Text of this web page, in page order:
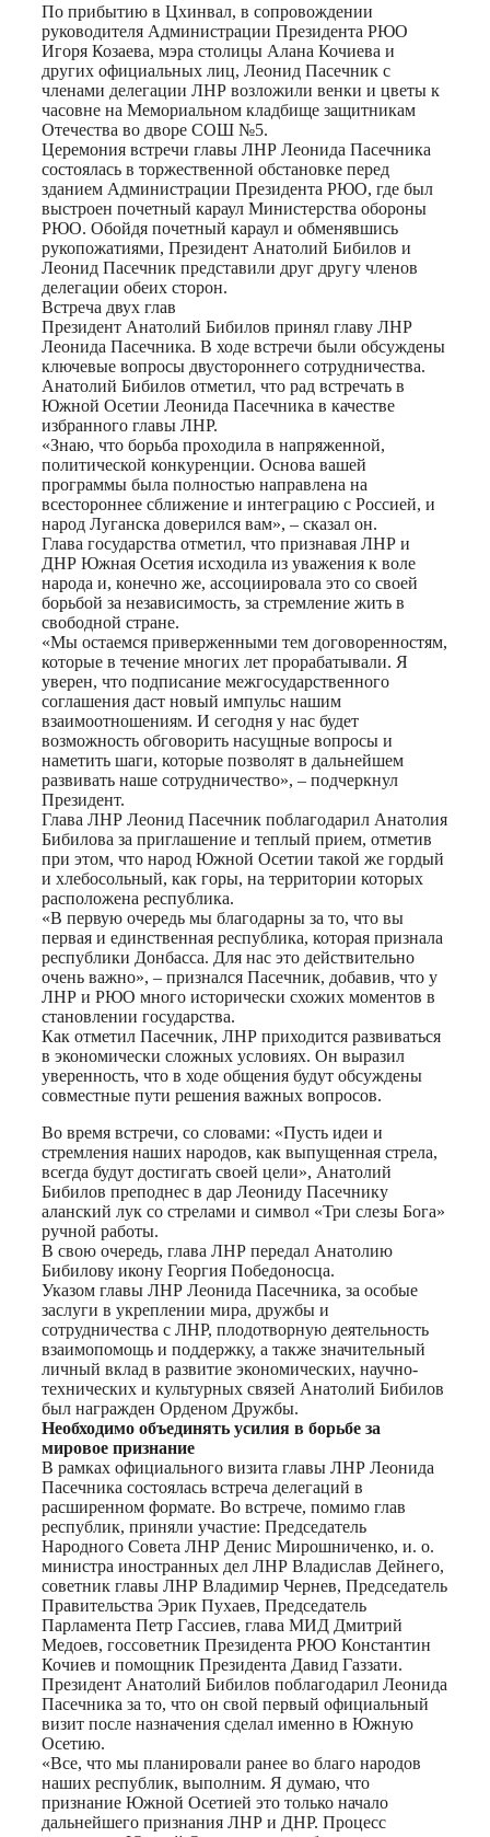
По прибытию в Цхинвал, в сопровождении
руководителя Администрации Президента РЮО
Игоря Козаева, мэра столицы Алана Кочиева и
других официальных лиц, Леонид Пасечник с
членами делегации ЛНР возложили венки и цветы к
часовне на Мемориальном кладбище защитникам
Отечества во дворе СОШ №5.
Церемония встречи главы ЛНР Леонида Пасечника
состоялась в торжественной обстановке перед
зданием Администрации Президента РЮО, где был
выстроен почетный караул Министерства обороны
РЮО. Обойдя почетный караул и обменявшись
рукопожатиями, Президент Анатолий Бибилов и
Леонид Пасечник представили друг другу членов
делегации обеих сторон.
Встреча двух глав
Президент Анатолий Бибилов принял главу ЛНР
Леонида Пасечника. В ходе встречи были обсуждены
ключевые вопросы двустороннего сотрудничества.
Анатолий Бибилов отметил, что рад встречать в
Южной Осетии Леонида Пасечника в качестве
избранного главы ЛНР.
«Знаю, что борьба проходила в напряженной,
политической конкуренции. Основа вашей
программы была полностью направлена на
всестороннее сближение и интеграцию с Россией, и
народ Луганска доверился вам», – сказал он.
Глава государства отметил, что признавая ЛНР и
ДНР Южная Осетия исходила из уважения к воле
народа и, конечно же, ассоциировала это со своей
борьбой за независимость, за стремление жить в
свободной стране.
«Мы остаемся приверженными тем договоренностям,
которые в течение многих лет прорабатывали. Я
уверен, что подписание межгосударственного
соглашения даст новый импульс нашим
взаимоотношениям. И сегодня у нас будет
возможность обговорить насущные вопросы и
наметить шаги, которые позволят в дальнейшем
развивать наше сотрудничество», – подчеркнул
Президент.
Глава ЛНР Леонид Пасечник поблагодарил Анатолия
Бибилова за приглашение и теплый прием, отметив
при этом, что народ Южной Осетии такой же гордый
и хлебосольный, как горы, на территории которых
расположена республика.
«В первую очередь мы благодарны за то, что вы
первая и единственная республика, которая признала
республики Донбасса. Для нас это действительно
очень важно», – признался Пасечник, добавив, что у
ЛНР и РЮО много исторически схожих моментов в
становлении государства.
Как отметил Пасечник, ЛНР приходится развиваться
в экономически сложных условиях. Он выразил
уверенность, что в ходе общения будут обсуждены
совместные пути решения важных вопросов.
Во время встречи, со словами: «Пусть идеи и
стремления наших народов, как выпущенная стрела,
всегда будут достигать своей цели», Анатолий
Бибилов преподнес в дар Леониду Пасечнику
аланский лук со стрелами и символ «Три слезы Бога»
ручной работы.
В свою очередь, глава ЛНР передал Анатолию
Бибилову икону Георгия Победоносца.
Указом главы ЛНР Леонида Пасечника, за особые
заслуги в укреплении мира, дружбы и
сотрудничества с ЛНР, плодотворную деятельность
взаимопомощь и поддержку, а также значительный
личный вклад в развитие экономических, научно-
технических и культурных связей Анатолий Бибилов
был награжден Орденом Дружбы.
Необходимо объединять усилия в борьбе за
мировое признание
В рамках официального визита главы ЛНР Леонида
Пасечника состоялась встреча делегаций в
расширенном формате. Во встрече, помимо глав
республик, приняли участие: Председатель
Народного Совета ЛНР Денис Мирошниченко, и. о.
министра иностранных дел ЛНР Владислав Дейнего,
советник главы ЛНР Владимир Чернев, Председатель
Правительства Эрик Пухаев, Председатель
Парламента Петр Гассиев, глава МИД Дмитрий
Медоев, госсоветник Президента РЮО Константин
Кочиев и помощник Президента Давид Газзати.
Президент Анатолий Бибилов поблагодарил Леонида
Пасечника за то, что он свой первый официальный
визит после назначения сделал именно в Южную
Осетию.
«Все, что мы планировали ранее во благо народов
наших республик, выполним. Я думаю, что
признание Южной Осетией это только начало
дальнейшего признания ЛНР и ДНР. Процесс